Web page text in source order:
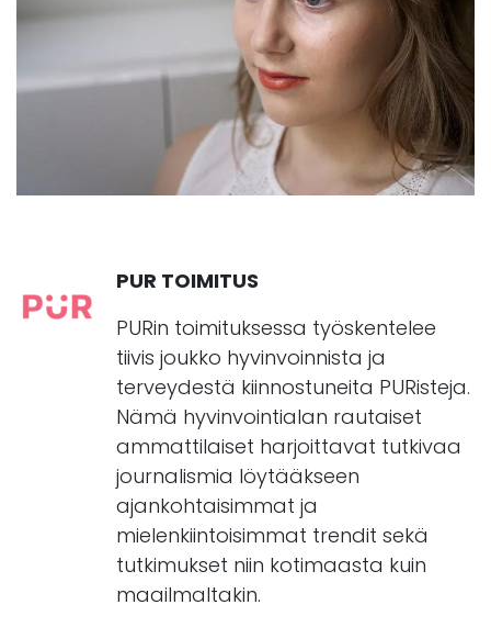
PUR TOIMITUS
PURin toimituksessa työskentelee
tiivis joukko hyvinvoinnista ja
terveydestä kiinnostuneita PURisteja.
Nämä hyvinvointialan rautaiset
ammattilaiset harjoittavat tutkivaa
journalismia löytääkseen
ajankohtaisimmat ja
mielenkiintoisimmat trendit sekä
tutkimukset niin kotimaasta kuin
maailmaltakin.